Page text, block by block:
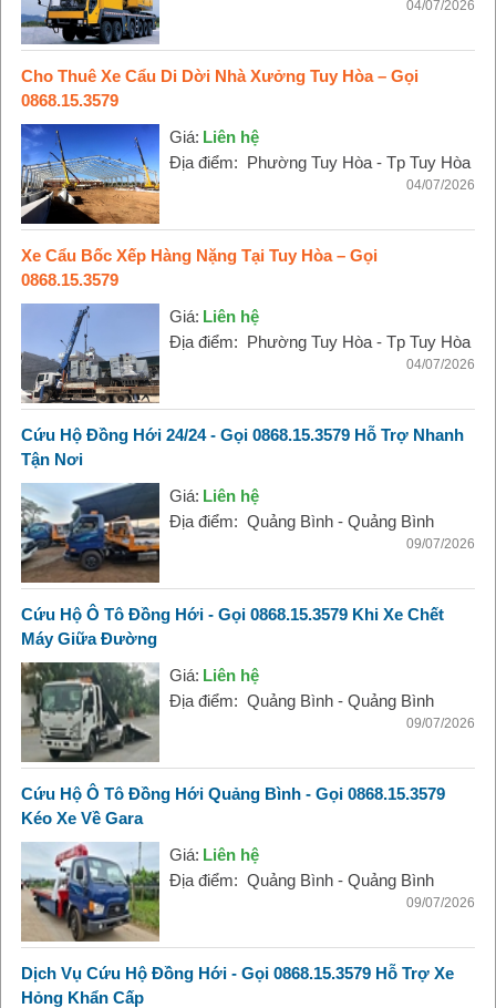
04/07/2026
Cho Thuê Xe Cẩu Di Dời Nhà Xưởng Tuy Hòa – Gọi
0868.15.3579
Giá: Liên hệ
Địa điểm: Phường Tuy Hòa - Tp Tuy Hòa
04/07/2026
Xe Cẩu Bốc Xếp Hàng Nặng Tại Tuy Hòa – Gọi
0868.15.3579
Giá: Liên hệ
Địa điểm: Phường Tuy Hòa - Tp Tuy Hòa
04/07/2026
Cứu Hộ Đồng Hới 24/24 - Gọi 0868.15.3579 Hỗ Trợ Nhanh
Tận Nơi
Giá: Liên hệ
Địa điểm: Quảng Bình - Quảng Bình
09/07/2026
Cứu Hộ Ô Tô Đồng Hới - Gọi 0868.15.3579 Khi Xe Chết
Máy Giữa Đường
Giá: Liên hệ
Địa điểm: Quảng Bình - Quảng Bình
09/07/2026
Cứu Hộ Ô Tô Đồng Hới Quảng Bình - Gọi 0868.15.3579
Kéo Xe Về Gara
Giá: Liên hệ
Địa điểm: Quảng Bình - Quảng Bình
09/07/2026
Dịch Vụ Cứu Hộ Đồng Hới - Gọi 0868.15.3579 Hỗ Trợ Xe
Hỏng Khẩn Cấp